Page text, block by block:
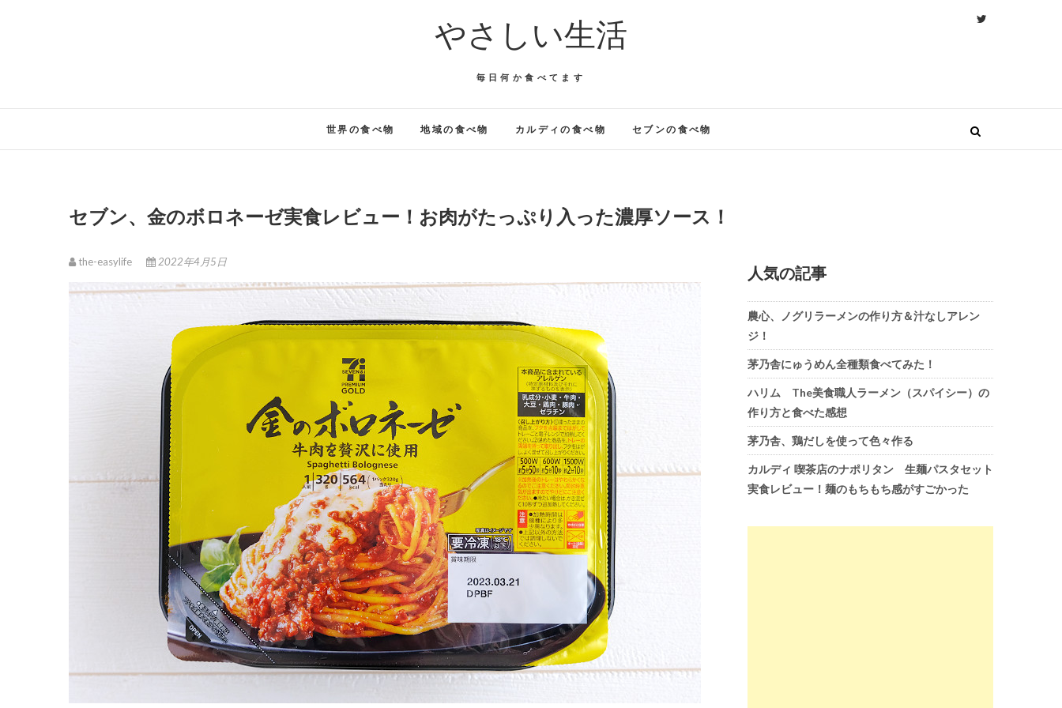
やさしい生活
毎日何か食べてます
世界の食べ物 地域の食べ物 カルディの食べ物 セブンの食べ物
セブン、金のボロネーゼ実食レビュー！お肉がたっぷり入った濃厚ソース！
the-easylife 2022年4月5日
人気の記事
農心、ノグリラーメンの作り方＆汁なしアレン
ジ！
茅乃舎にゅうめん全種類食べてみた！
ハリム The美食職人ラーメン（スパイシー）の
作り方と食べた感想
茅乃舎、鶏だしを使って色々作る
カルディ 喫茶店のナポリタン 生麺パスタセット
実食レビュー！麺のもちもち感がすごかった